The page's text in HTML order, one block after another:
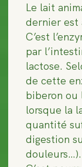
Le lait
dernier est
C’est
par
lactose.
de cette
biberon ou
lorsque la
quantité
digestion
douleurs…).